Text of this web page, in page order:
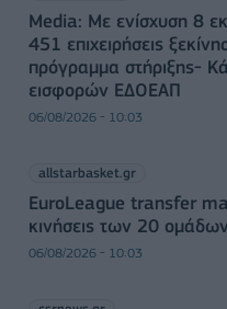
Media: Με ενίσχυση 8
451 επιχειρήσεις
πρόγραμμα στήριξης-
εισφορών ΕΔΟΕΑΠ
06/08/2026 - 10:03
allstarbasket.gr
EuroLeague transfer
κινήσεις των 20 ομάδων
06/08/2026 - 10:03